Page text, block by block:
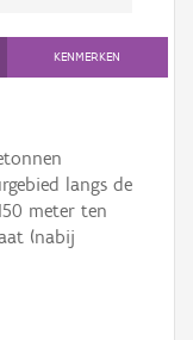
KENMERKEN
langs de
meter ten
(nabij